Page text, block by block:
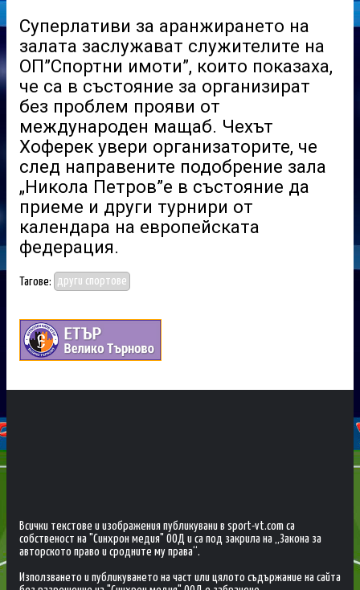
Суперлативи за аранжирането на
залата заслужават служителите на
ОП”Спортни имоти”, които показаха,
че са в състояние за организират
без проблем прояви от
международен мащаб. Чехът
Хоферек увери организаторите, че
след направените подобрение зала
„Никола Петров”е в състояние да
приеме и други турнири от
календара на европейската
федерация.
Тагове: други спортове
Всички текстове и изображения публикувани в sport-vt.com са
собственост на "Синхрон медия" ООД и са под закрила на „Закона за
авторското право и сродните му права“.
Използването и публикуването на част или цялото съдържание на сайта